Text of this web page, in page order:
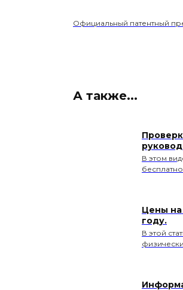
Официальный патентный
А также...
В этом
Цены на
году.
В этой